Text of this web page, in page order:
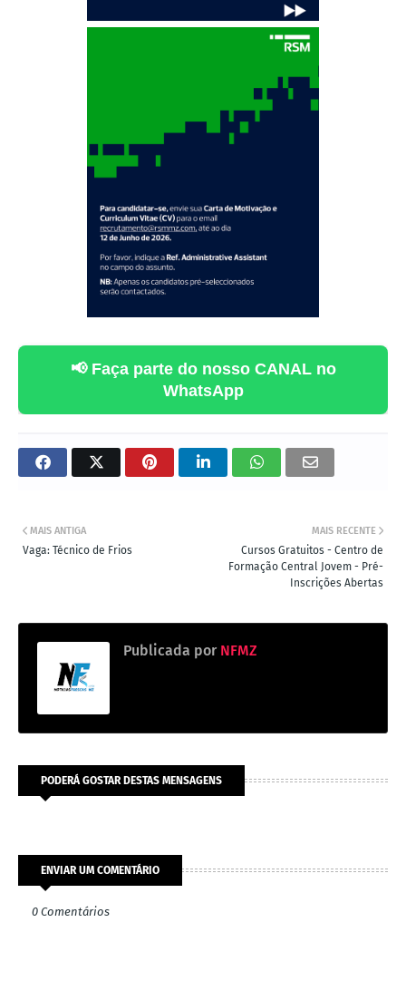
📢 Faça parte do nosso CANAL no
WhatsApp
MAIS RECENTE
Cursos Gratuitos - Centro de
Formação Central Jovem - Pré-
Inscrições Abertas
MAIS ANTIGA
Vaga: Técnico de Frios
Publicada por NFMZ
PODERÁ GOSTAR DESTAS MENSAGENS
ENVIAR UM COMENTÁRIO
0 Comentários